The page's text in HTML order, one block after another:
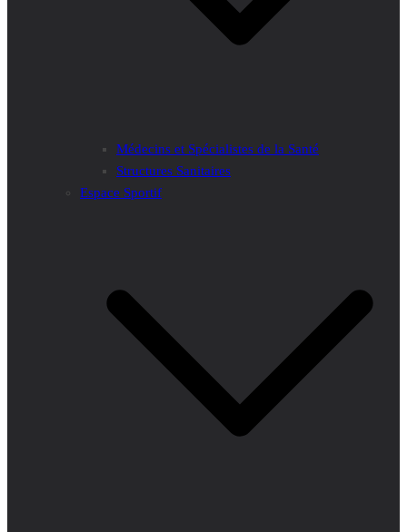
Médecins et Spécialistes de la Santé
Structures Sanitaires
Espace Sportif